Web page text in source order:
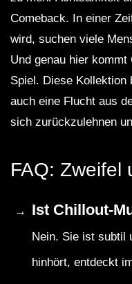
Comeback. In einer
wird, suchen viele
Und genau hier
Spiel. Diese
auch eine Flucht aus
sich zurückzulehnen
FAQ: Zweifel
Ist Chillout-
Nein. Sie ist subtil
hinhört, entdeckt